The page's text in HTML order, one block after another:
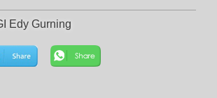
Edy Gurning